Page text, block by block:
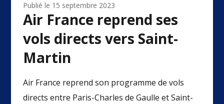
Publié le 15 septembre 2023
Air France reprend ses
vols directs vers Saint-
Martin
Air France reprend son programme de vols
directs entre Paris-Charles de Gaulle et Saint-